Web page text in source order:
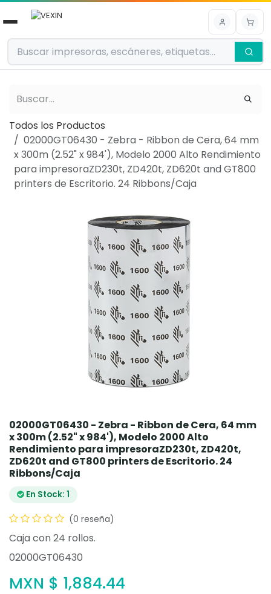
Ir al contenido
Todos los Productos
02000GT06430 - Zebra - Ribbon de Cera, 64 mm
x 300m (2.52" x 984'), Modelo 2000 Alto Rendimiento
para impresoraZD230t, ZD420t, ZD620t and GT800
printers de Escritorio. 24 Ribbons/Caja
02000GT06430 - Zebra - Ribbon de Cera, 64 mm
x 300m (2.52" x 984'), Modelo 2000 Alto
Rendimiento para impresoraZD230t, ZD420t,
ZD620t and GT800 printers de Escritorio. 24
Ribbons/Caja
En Stock: 1
(0 reseña)
Caja con 24 rollos.
02000GT06430
MXN $ 1,884.44